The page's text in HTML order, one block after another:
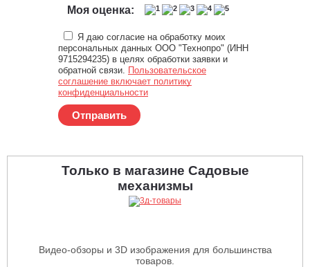
Моя оценка:
Я даю согласие на обработку моих
персональных данных ООО "Технопро" (ИНН
9715294235) в целях обработки заявки и
обратной связи. Пользовательское
соглашение включает политику
конфиденциальности
Отправить
Только в магазине Садовые
механизмы
Видео-обзоры и 3D изображения для большинства
товаров.